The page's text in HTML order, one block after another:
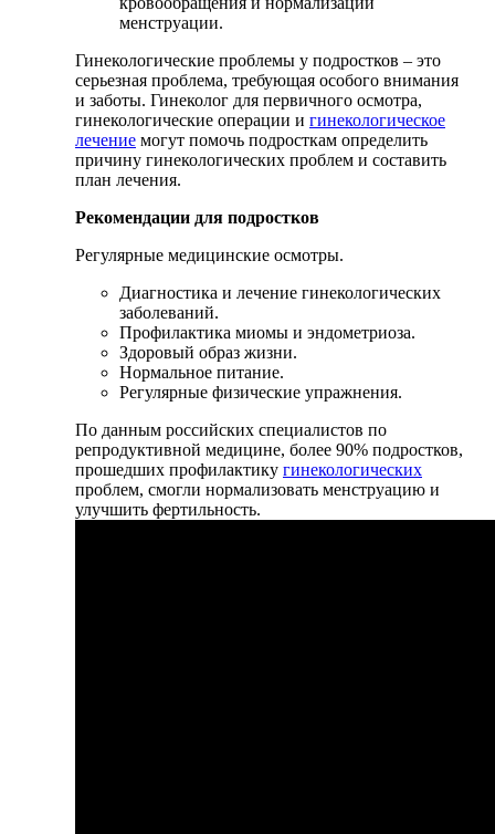
менструации.
Гинекологические проблемы у подростков – это
серьезная проблема, требующая особого внимания
и заботы. Гинеколог для первичного осмотра,
гинекологические операции и гинекологическое
лечение могут помочь подросткам определить
причину гинекологических проблем и составить
план лечения.
Рекомендации для подростков
Регулярные медицинские осмотры.
Диагностика и лечение гинекологических
заболеваний.
Профилактика миомы и эндометриоза.
Здоровый образ жизни.
Нормальное питание.
Регулярные физические упражнения.
По данным российских специалистов по
репродуктивной медицине, более 90% подростков,
прошедших профилактику гинекологических
проблем, смогли нормализовать менструацию и
улучшить фертильность.